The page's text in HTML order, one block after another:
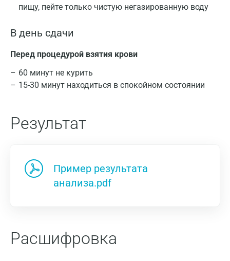
пищу, пейте только чистую негазированную воду
В день сдачи
Перед процедурой взятия крови
60 минут не курить
15-30 минут находиться в спокойном состоянии
Результат
Пример результата
анализа.pdf
Расшифровка
Москва